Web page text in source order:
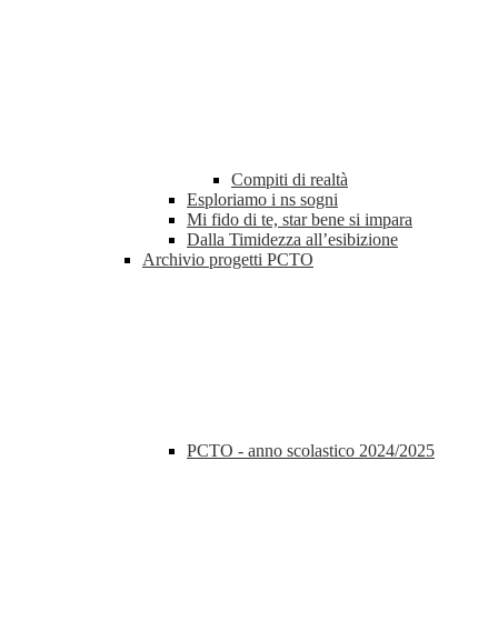
Compiti di realtà
Esploriamo i ns sogni
Mi fido di te, star bene si impara
Dalla Timidezza all’esibizione
Archivio progetti PCTO
PCTO - anno scolastico 2024/2025